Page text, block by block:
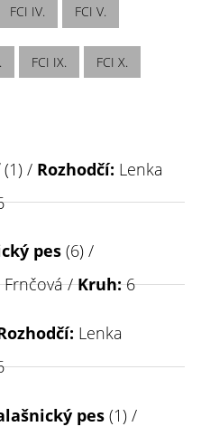
FCI IV. FCI V.
FCI IX. FCI X.
(1) / Rozhodčí: Lenka
pes (6) /
/Kruh:6
Lenka
pes (1) /